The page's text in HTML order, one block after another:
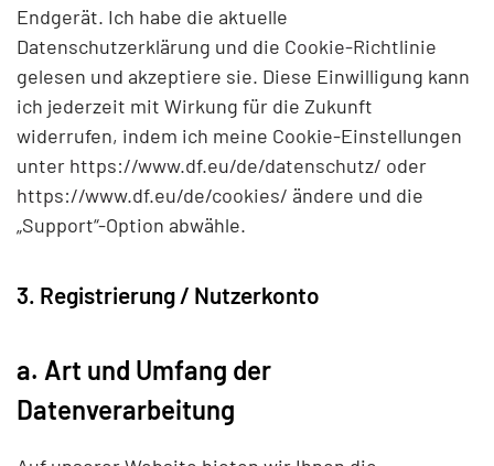
Endgerät. Ich habe die aktuelle
Datenschutzerklärung und die Cookie-Richtlinie
gelesen und akzeptiere sie. Diese Einwilligung kann
ich jederzeit mit Wirkung für die Zukunft
widerrufen, indem ich meine Cookie-Einstellungen
unter https://www.df.eu/de/datenschutz/ oder
https://www.df.eu/de/cookies/ ändere und die
„Support“-Option abwähle.
3. Registrierung / Nutzerkonto
a. Art und Umfang der
Datenverarbeitung